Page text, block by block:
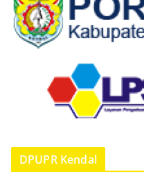
DPUPR Kendal